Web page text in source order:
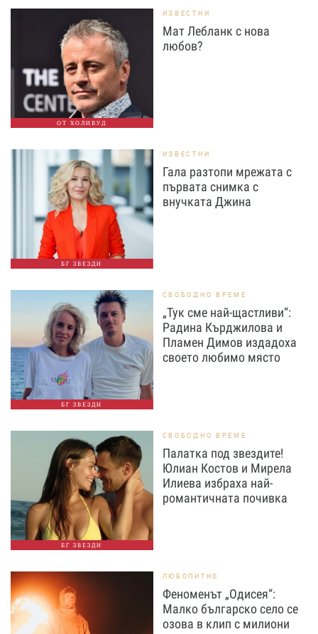
ОТ ХОЛИВУД
ИЗВЕСТНИ
Мат Лебланк с нова
любов?
БГ ЗВЕЗДИ
ИЗВЕСТНИ
Гала разтопи мрежата с
първата снимка с
внучката Джина
БГ ЗВЕЗДИ
СВОБОДНО ВРЕМЕ
„Тук сме най-щастливи“:
Радина Кърджилова и
Пламен Димов издадоха
своето любимо място
БГ ЗВЕЗДИ
СВОБОДНО ВРЕМЕ
Палатка под звездите!
Юлиан Костов и Мирела
Илиева избраха най-
романтичната почивка
ЛЮБОПИТНО
Феноменът „Одисея“:
Малко българско село се
озова в клип с милиони